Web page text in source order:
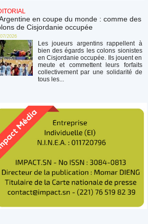
en coupe du monde : comme des
de Cisjordanie occupée
2026
Les joueurs argentins rappellent à
bien des égards les colons sionistes
en Cisjordanie occupée. Ils jouent en
meute et commettent leurs forfaits
collectivement par une solidarité de
tous les...